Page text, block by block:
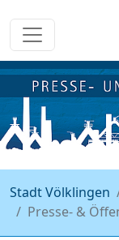
Stadt Völklingen
Presse- &